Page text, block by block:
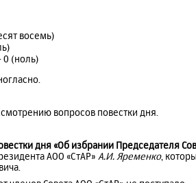
восемь)
0 (ноль)
вопросов повестки дня.
дня «Об избрании Председателя
АОО «СтАР» А.И. Яременко,